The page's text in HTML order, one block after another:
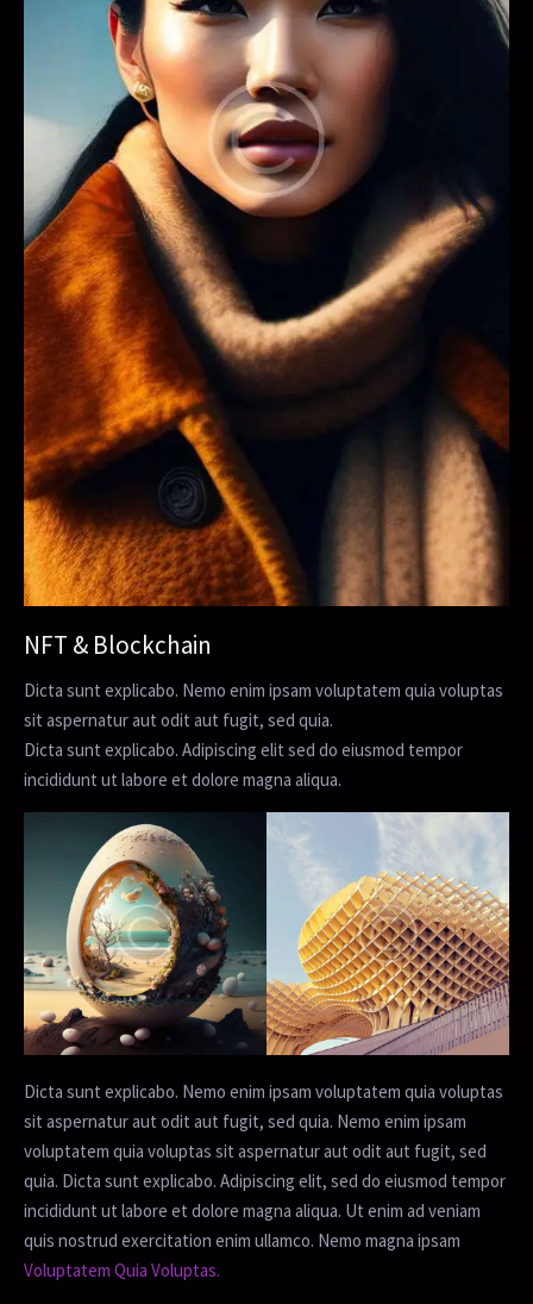
NFT & Blockchain
Dicta sunt explicabo. Nemo enim ipsam voluptatem quia voluptas
sit aspernatur aut odit aut fugit, sed quia.
Dicta sunt explicabo. Adipiscing elit sed do eiusmod tempor
incididunt ut labore et dolore magna aliqua.
Dicta sunt explicabo. Nemo enim ipsam voluptatem quia voluptas
sit aspernatur aut odit aut fugit, sed quia. Nemo enim ipsam
voluptatem quia voluptas sit aspernatur aut odit aut fugit, sed
quia. Dicta sunt explicabo. Adipiscing elit, sed do eiusmod tempor
incididunt ut labore et dolore magna aliqua. Ut enim ad veniam
quis nostrud exercitation enim ullamco. Nemo magna ipsam
Voluptatem Quia Voluptas.